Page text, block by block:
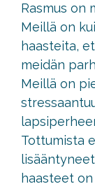
Rasmus on
Meillä on
haasteita,
meidän
Meillä on
Tottumista
haasteet